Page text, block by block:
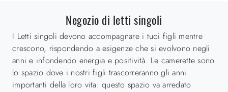
Negozio di letti singoli
I Letti singoli devono accompagnare i tuoi figli mentre
crescono, rispondendo a esigenze che si evolvono negli
anni e infondendo energia e positività. Le camerette sono
lo spazio dove i nostri figli trascorreranno gli anni
importanti della loro vita: questo spazio va arredato